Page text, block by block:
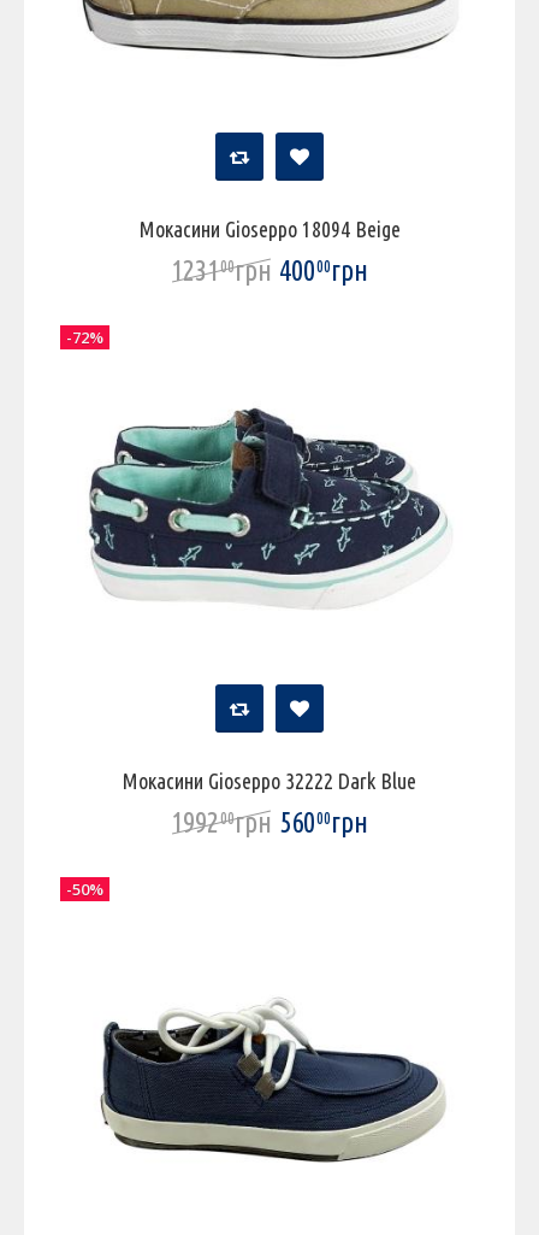
Мокасини Gioseppo 18094 Beige
123100грн 40000грн
Мокасини Gioseppo 32222 Dark Blue
199200грн 56000грн
-72%
-50%